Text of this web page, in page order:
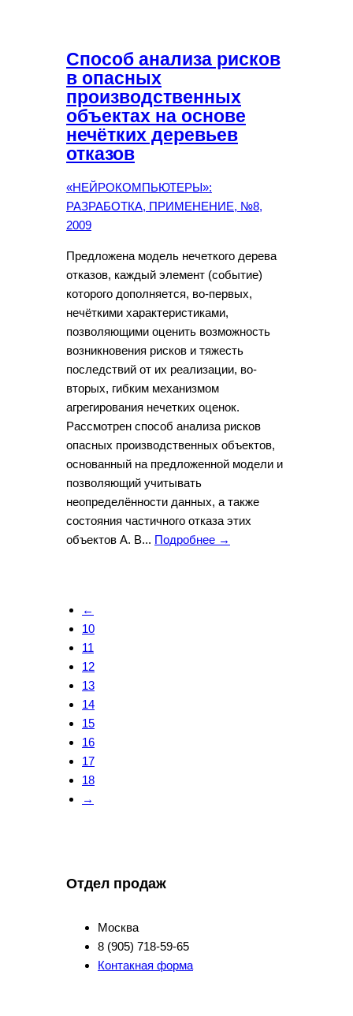
Способ анализа рисков
в опасных
производственных
объектах на основе
нечётких деревьев
отказов
«НЕЙРОКОМПЬЮТЕРЫ»:
РАЗРАБОТКА, ПРИМЕНЕНИЕ, №8,
2009
Предложена модель нечеткого дерева
отказов, каждый элемент (событие)
которого дополняется, во-первых,
нечёткими характеристиками,
позволяющими оценить возможность
возникновения рисков и тяжесть
последствий от их реализации, во-
вторых, гибким механизмом
агрегирования нечетких оценок.
Рассмотрен способ анализа рисков
опасных производственных объектов,
основанный на предложенной модели и
позволяющий учитывать
неопределённости данных, а также
состояния частичного отказа этих
объектов А. В... Подробнее →
←
10
11
12
13
14
15
16
17
18
→
Отдел продаж
Москва
8 (905) 718-59-65
Контакная форма